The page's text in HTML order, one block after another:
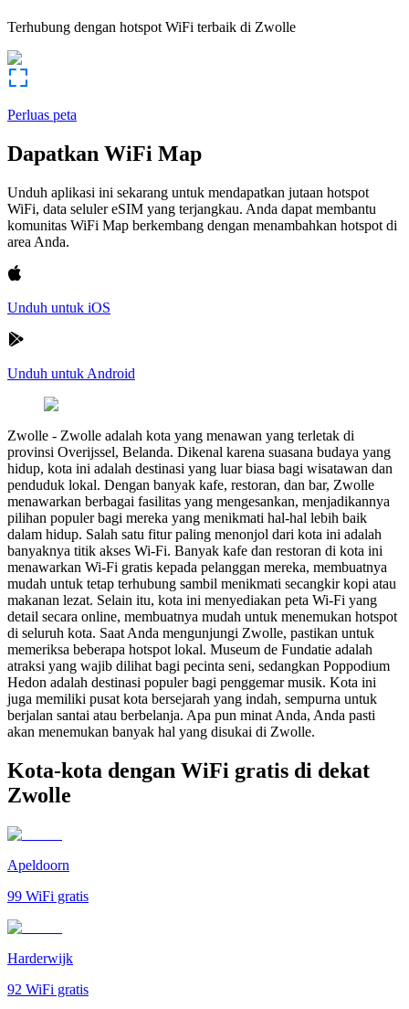
Terhubung dengan hotspot WiFi terbaik di Zwolle
Perluas peta
Dapatkan WiFi Map
Unduh aplikasi ini sekarang untuk mendapatkan jutaan hotspot
WiFi, data seluler eSIM yang terjangkau. Anda dapat membantu
komunitas WiFi Map berkembang dengan menambahkan hotspot di
area Anda.
Unduh untuk iOS
Unduh untuk Android
Zwolle - Zwolle adalah kota yang menawan yang terletak di
provinsi Overijssel, Belanda. Dikenal karena suasana budaya yang
hidup, kota ini adalah destinasi yang luar biasa bagi wisatawan dan
penduduk lokal. Dengan banyak kafe, restoran, dan bar, Zwolle
menawarkan berbagai fasilitas yang mengesankan, menjadikannya
pilihan populer bagi mereka yang menikmati hal-hal lebih baik
dalam hidup. Salah satu fitur paling menonjol dari kota ini adalah
banyaknya titik akses Wi-Fi. Banyak kafe dan restoran di kota ini
menawarkan Wi-Fi gratis kepada pelanggan mereka, membuatnya
mudah untuk tetap terhubung sambil menikmati secangkir kopi atau
makanan lezat. Selain itu, kota ini menyediakan peta Wi-Fi yang
detail secara online, membuatnya mudah untuk menemukan hotspot
di seluruh kota. Saat Anda mengunjungi Zwolle, pastikan untuk
memeriksa beberapa hotspot lokal. Museum de Fundatie adalah
atraksi yang wajib dilihat bagi pecinta seni, sedangkan Poppodium
Hedon adalah destinasi populer bagi penggemar musik. Kota ini
juga memiliki pusat kota bersejarah yang indah, sempurna untuk
berjalan santai atau berbelanja. Apa pun minat Anda, Anda pasti
akan menemukan banyak hal yang disukai di Zwolle.
Kota-kota dengan WiFi gratis di dekat
Zwolle
Apeldoorn
99 WiFi gratis
Harderwijk
92 WiFi gratis